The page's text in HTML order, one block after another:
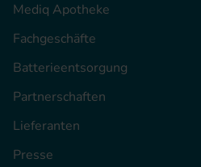
Mediq Apotheke
Fachgeschäfte
Batterieentsorgung
Partnerschaften
Lieferanten
Presse